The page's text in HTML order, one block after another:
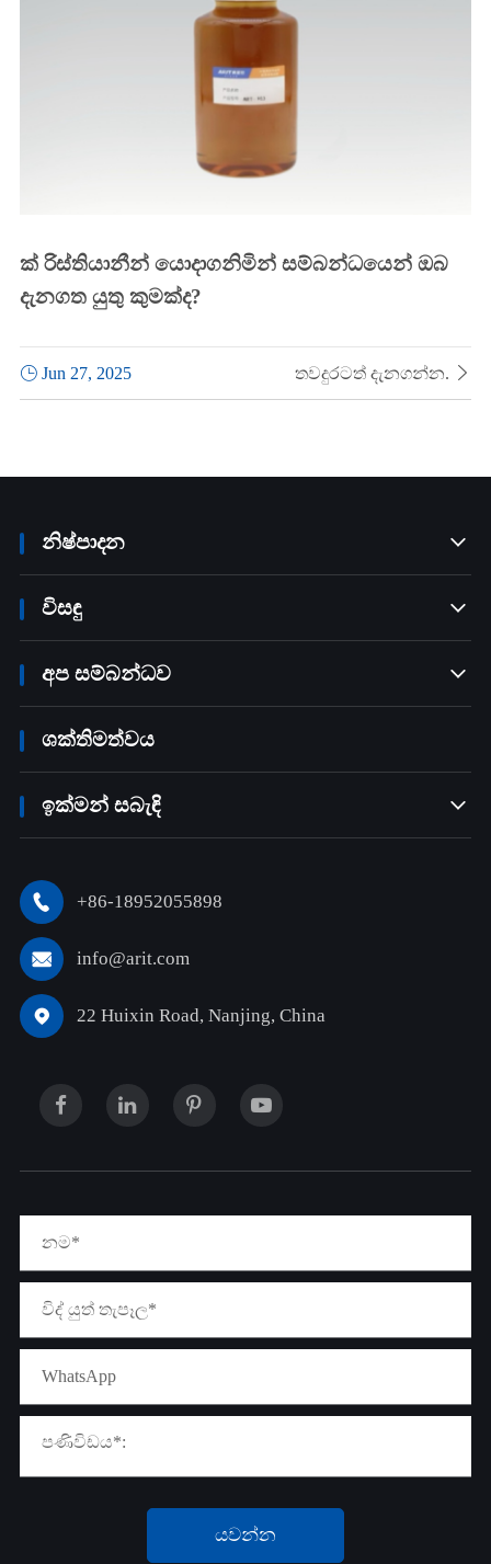
ක් රිස්තියානීන් යොදාගනිමින් සම්බන්ධයෙන් ඔබ
දැනගත යුතු කුමක්ද?
Jun 27, 2025 තවදුරටත් දැනගන්න. 
නිෂ්පාදන 
විසඳු 
අප සම්බන්ධව 
ශක්තිමත්වය
ඉක්මන් සබැඳි 
 +86-18952055898
 info@arit.com
 22 Huixin Road, Nanjing, China
යවන්න